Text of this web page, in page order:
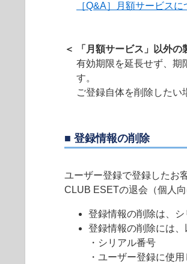
［Q&A］月額サービスに
＜ 「月額サービス」以外の
有効期限を延長せず、期
す。
ご登録自体を削除したい
■ 登録情報の削除
ユーザー登録で登録したお
CLUB ESETの退会（個人向
登録情報の削除は、シ
登録情報の削除には、
・シリアル番号
・ユーザー登録に使